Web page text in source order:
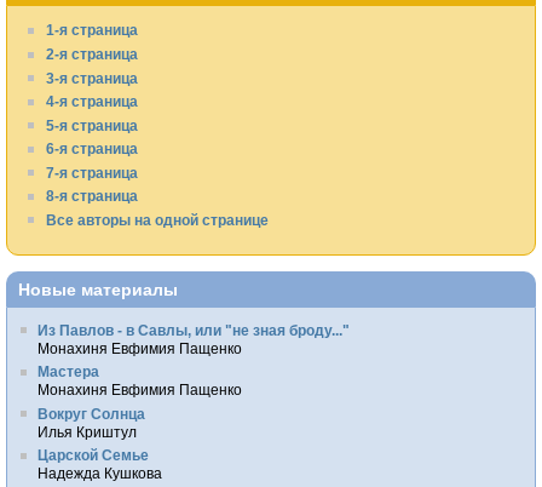
1-я страница
2-я страница
3-я страница
4-я страница
5-я страница
6-я страница
7-я страница
8-я страница
Все авторы на одной странице
Новые материалы
Из Павлов - в Савлы, или "не зная броду..."
Монахиня Евфимия Пащенко
Мастера
Монахиня Евфимия Пащенко
Вокруг Солнца
Илья Криштул
Царской Семье
Надежда Кушкова